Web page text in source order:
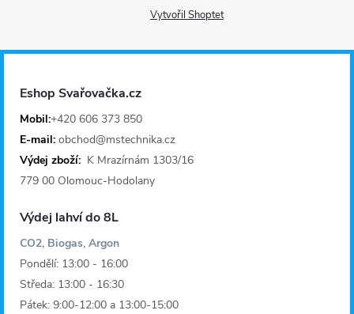
p
Vytvořil Shoptet
Eshop Svařovačka.cz
Mobil:+420 606 373 850
E-mail: obchod@mstechnika.cz
Výdej zboží: K Mrazírnám 1303/16
779 00 Olomouc-Hodolany
Výdej lahví do 8L
CO2, Biogas, Argon
Pondělí: 13:00 - 16:00
Středa: 13:00 - 16:30
Pátek: 9:00-12:00 a 13:00-15:00